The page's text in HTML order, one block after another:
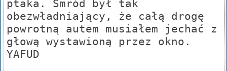
ptaka. Smród był tak
obezwładniający, że całą drogę
powrotną autem musiałem jechać z
głową wystawioną przez okno.
YAFUD